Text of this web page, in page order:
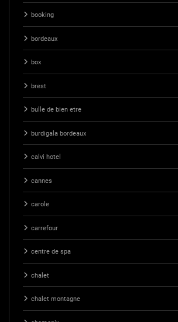
booking
bordeaux
box
brest
bulle de bien etre
burdigala bordeaux
calvi hotel
cannes
carole
carrefour
centre de spa
chalet
chalet montagne